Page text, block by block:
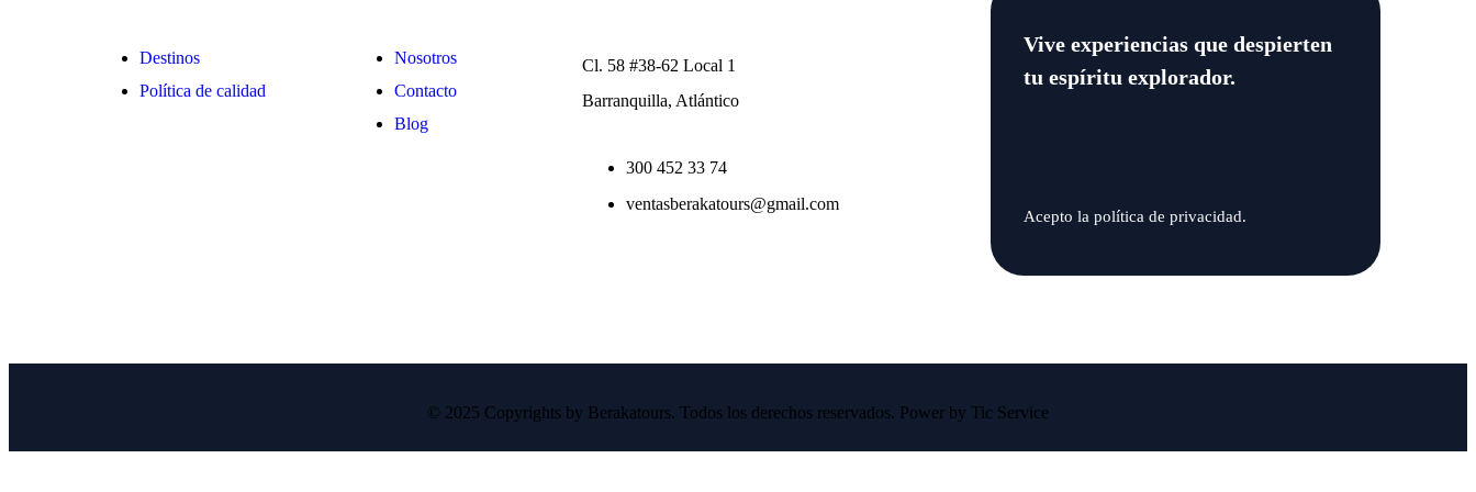
Destinos
Política de calidad
Nosotros
Contacto
Blog
Cl. 58 #38-62 Local 1
Barranquilla, Atlántico
300 452 33 74
ventasberakatours@gmail.com
Vive experiencias que despierten
tu espíritu explorador.
Acepto la política de privacidad.
© 2025 Copyrights by Berakatours. Todos los derechos reservados. Power by Tic Service